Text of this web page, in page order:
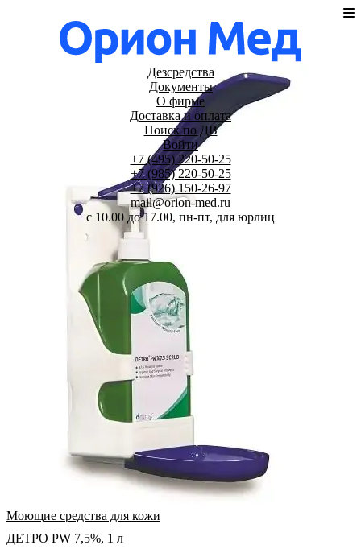
Дезсредства
Документы
О фирме
Доставка и оплата
Поиск по ДВ
Войти
+7 (495) 220-50-25
+7 (985) 220-50-25
+7 (926) 150-26-97
mail@orion-med.ru
c 10.00 до 17.00, пн-пт, для юрлиц
Моющие средства для кожи
ДЕТРО PW 7,5%, 1 л